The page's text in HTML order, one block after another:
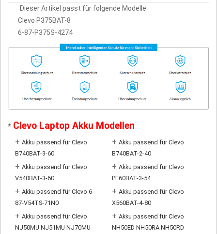
Dieser Artikel passt für folgende Modelle:
Clevo P375BAT-8
6-87-P375S-4274
* Clevo Laptop Akku Modellen
+ Akku passend für Clevo
B740BAT-3-60
+ Akku passend für Clevo
B740BAT-2-40
+ Akku passend für Clevo
V540BAT-3-60
+ Akku passend für Clevo
PE60BAT-3-54
+ Akku passend für Clevo 6-
87-V54TS-71N0
+ Akku passend für Clevo
X560BAT-4-80
+ Akku passend für Clevo
NJ50MU NJ51MU NJ70MU
+ Akku passend für Clevo
NH50ED NH50RA NH50RD